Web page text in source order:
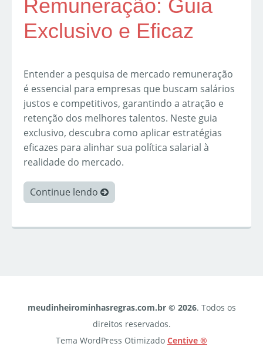
Remuneração: Guia
Exclusivo e Eficaz
Entender a pesquisa de mercado remuneração
é essencial para empresas que buscam salários
justos e competitivos, garantindo a atração e
retenção dos melhores talentos. Neste guia
exclusivo, descubra como aplicar estratégias
eficazes para alinhar sua política salarial à
realidade do mercado.
Continue lendo
meudinheirominhasregras.com.br © 2026. Todos os
direitos reservados.
Tema WordPress Otimizado Centive ®